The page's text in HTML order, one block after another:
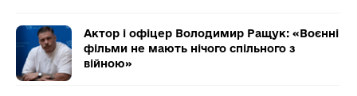
Актор і офіцер Володимир Ращук: «Воєнні
фільми не мають нічого спільного з
війною»